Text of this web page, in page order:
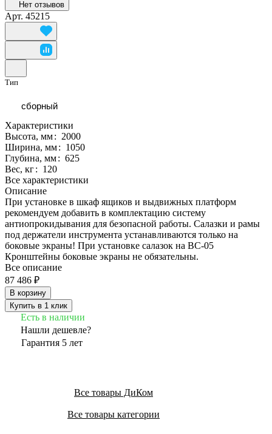
Нет отзывов
Арт. 45215
Тип
сборный
Характеристики
Высота, мм: 2000
Ширина, мм: 1050
Глубина, мм: 625
Вес, кг: 120
Все характеристики
Описание
При установке в шкаф ящиков и выдвижных платформ
рекомендуем добавить в комплектацию систему
антиопрокидывания для безопасной работы. Салазки и рамы
под держатели инструмента устанавливаются только на
боковые экраны! При установке салазок на ВС-05
Кронштейны боковые экраны не обязательны.
Все описание
87 486 ₽
В корзину
Купить в 1 клик
Есть в наличии
Нашли дешевле?
Гарантия 5 лет
Все товары ДиКом
Все товары категории